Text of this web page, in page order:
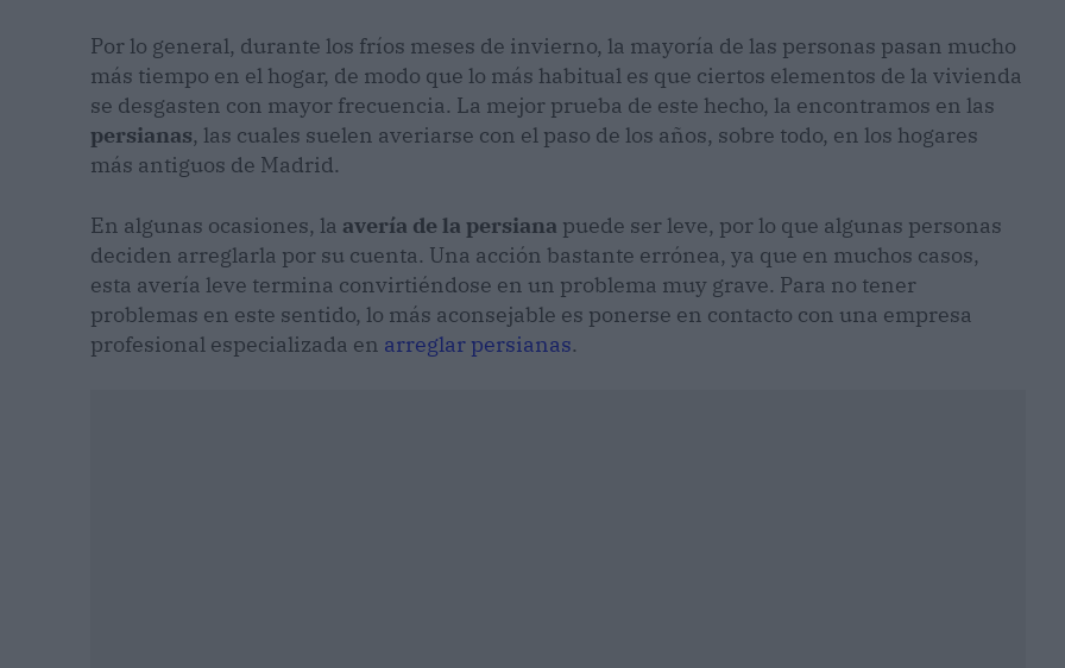
Por lo general, durante los fríos meses de invierno, la mayoría de las personas pasan mucho
más tiempo en el hogar, de modo que lo más habitual es que ciertos elementos de la vivienda
se desgasten con mayor frecuencia. La mejor prueba de este hecho, la encontramos en las
persianas, las cuales suelen averiarse con el paso de los años, sobre todo, en los hogares
más antiguos de Madrid.
En algunas ocasiones, la avería de la persiana puede ser leve, por lo que algunas personas
deciden arreglarla por su cuenta. Una acción bastante errónea, ya que en muchos casos,
esta avería leve termina convirtiéndose en un problema muy grave. Para no tener
problemas en este sentido, lo más aconsejable es ponerse en contacto con una empresa
profesional especializada en arreglar persianas.